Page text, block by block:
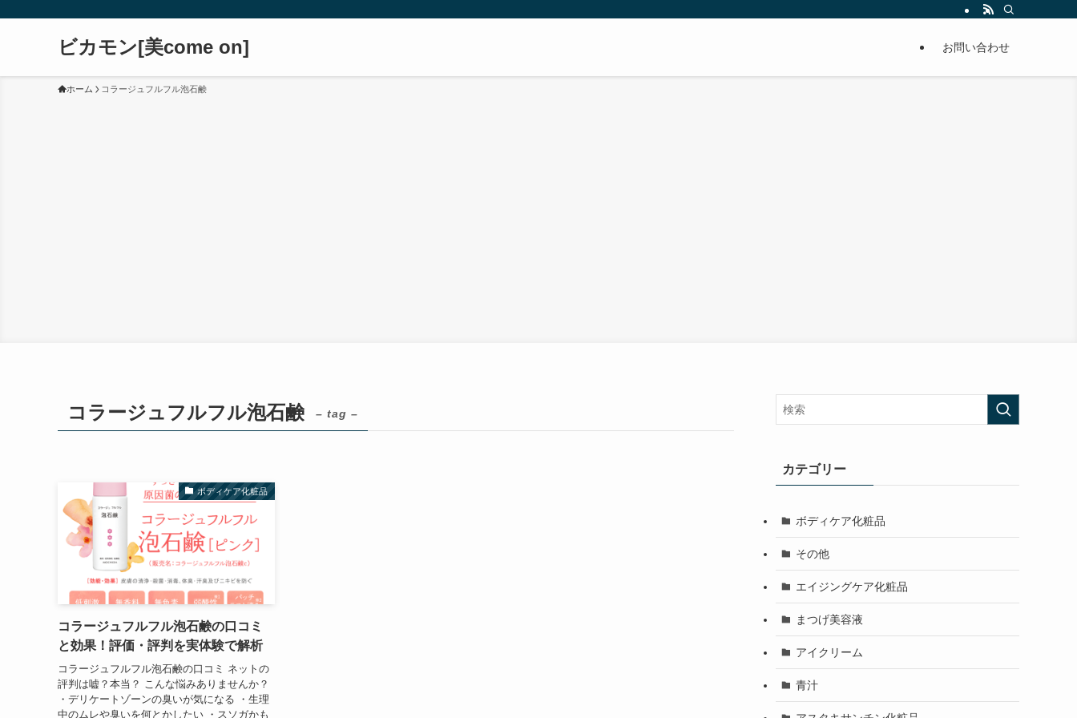
ビカモン[美come on] お問い合わせ
ホーム コラージュフルフル泡石鹸
コラージュフルフル泡石鹸 – tag –
ボディケア化粧品
コラージュフルフル泡石鹸の口コミ
と効果！評価・評判を実体験で解析
コラージュフルフル泡石鹸の口コミ ネットの
評判は嘘？本当？ こんな悩みありませんか？
・デリケートゾーンの臭いが気になる ・生理
中のムレや臭いを何とかしたい ・スソガかも
カテゴリー
ボディケア化粧品
その他
エイジングケア化粧品
まつげ美容液
アイクリーム
青汁